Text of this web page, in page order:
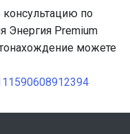
консультацию по
Энергия Premium
можете